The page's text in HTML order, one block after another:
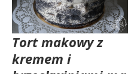
Tort makowy z
kremem i